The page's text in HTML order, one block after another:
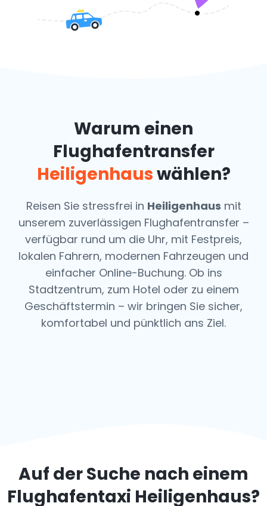
Warum einen
Flughafentransfer
Heiligenhauswählen?
Reisen Sie stressfrei in Heiligenhaus mit
unserem zuverlässigen Flughafentransfer –
verfügbar rund um die Uhr, mit Festpreis,
lokalen Fahrern, modernen Fahrzeugen und
einfacher Online-Buchung. Ob ins
Stadtzentrum, zum Hotel oder zu einem
Geschäftstermin – wir bringen Sie sicher,
komfortabel und pünktlich ans Ziel.
Auf der Suche nach einem
Flughafentaxi Heiligenhaus?